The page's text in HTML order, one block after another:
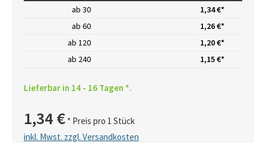
ab 30
1,34 €*
ab 60
1,26 €*
ab 120
1,20 €*
ab 240 1,15 €*
Lieferbar in 14 - 16 Tagen *.
1,34 € * Preis pro 1 Stück
inkl. Mwst. zzgl. Versandkosten